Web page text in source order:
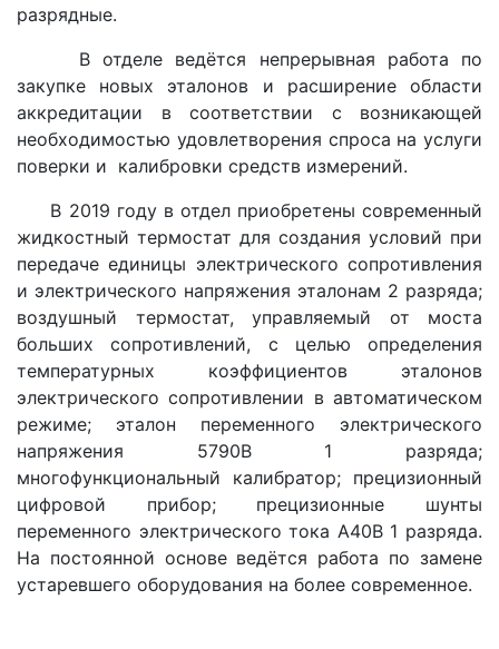
разрядные.
В отделе ведётся непрерывная работа по
закупке новых эталонов и расширение области
аккредитации в соответствии с возникающей
необходимостью удовлетворения спроса на услуги
поверки и калибровки средств измерений.
В 2019 году в отдел приобретены современный
жидкостный термостат для создания условий при
передаче единицы электрического сопротивления
и электрического напряжения эталонам 2 разряда;
воздушный термостат, управляемый от моста
больших сопротивлений, с целью определения
температурных коэффициентов эталонов
электрического сопротивлении в автоматическом
режиме; эталон переменного электрического
напряжения 5790В 1 разряда;
многофункциональный калибратор; прецизионный
цифровой прибор; прецизионные шунты
переменного электрического тока А40В 1 разряда.
На постоянной основе ведётся работа по замене
устаревшего оборудования на более современное.